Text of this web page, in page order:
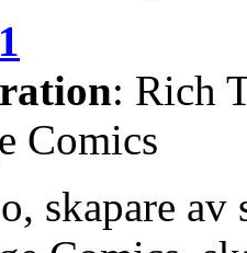
: Rich
Comics
skapare av